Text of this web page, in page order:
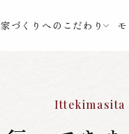
家づくりへのこだわり
Ittekimasita